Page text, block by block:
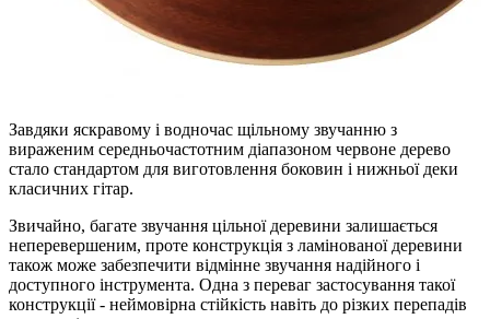
Завдяки яскравому і водночас щільному звучанню з
вираженим середньочастотним діапазоном червоне дерево
стало стандартом для виготовлення боковин і нижньої деки
класичних гітар.
Звичайно, багате звучання цільної деревини залишається
неперевершеним, проте конструкція з ламінованої деревини
також може забезпечити відмінне звучання надійного і
доступного інструмента. Одна з переваг застосування такої
конструкції - неймовірна стійкість навіть до різких перепадів